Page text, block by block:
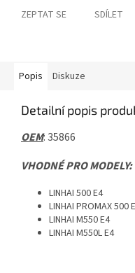
ZEPTAT SE SDÍLET
Popis Diskuze
Detailní popis
OEM: 35866
VHODNÉ PRO MODELY:
LINHAI 500 E4
LINHAI PROMAX 500
LINHAI M550 E4
LINHAI M550L E4